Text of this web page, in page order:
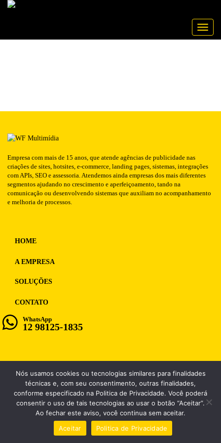
Empresa com mais de 15 anos, que atende agências de publicidade nas
criações de sites, hotsites, e-commerce, landing pages, sistemas, integrações
com APIs, SEO e assessoria. Atendemos ainda empresas dos mais diferentes
segmentos ajudando no crescimento e aperfeiçoamento, tando na
comunicação ou desenvolvendo sistemas que auxiliam no acompanhamento
e melhoria de processos.
HOME
A EMPRESA
SOLUÇÕES
CONTATO
WhatsApp
12 98125-1835
WF MULTIMIDIA, CNPJ: 12.028.859/0001-98
Nós usamos cookies ou tecnologias similares para finalidades
técnicas e, com seu consentimento, outras finalidades,
conforme especificado na Politica de Privacidade. Você poderá
consentir o uso de tais tecnologias ao usar o botão “Aceitar”.
Ao fechar este aviso, você continua sem aceitar.
Aceitar
Politica de Privacidade